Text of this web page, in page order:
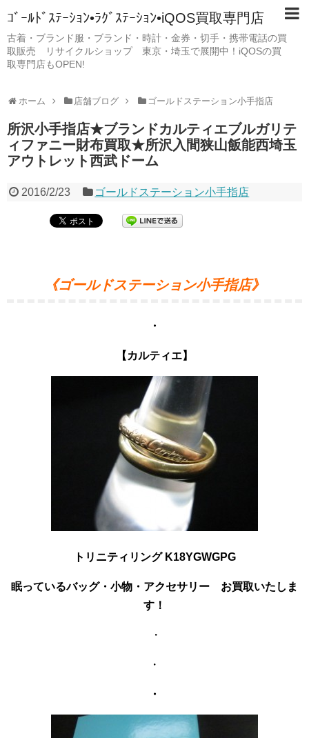
ｺﾞｰﾙﾄﾞｽﾃｰｼｮﾝ•ﾗｸﾞｽﾃｰｼｮﾝ•iQOS買取専門店
古着・ブランド服・ブランド・時計・金券・切手・携帯電話の買
取販売 リサイクルショップ 東京・埼玉で展開中！iQOSの買
取専門店もOPEN!
ホーム 店舗ブログ ゴールドステーション小手指店
所沢小手指店★ブランドカルティエブルガリテ
ィファニー財布買取★所沢入間狭山飯能西埼玉
アウトレット西武ドーム
2016/2/23 ゴールドステーション小手指店
《ゴールドステーション小手指店》
・
【カルティエ】
トリニティリング K18YGWGPG
眠っているバッグ・小物・アクセサリー お買取いたしま
す！
・
・
・